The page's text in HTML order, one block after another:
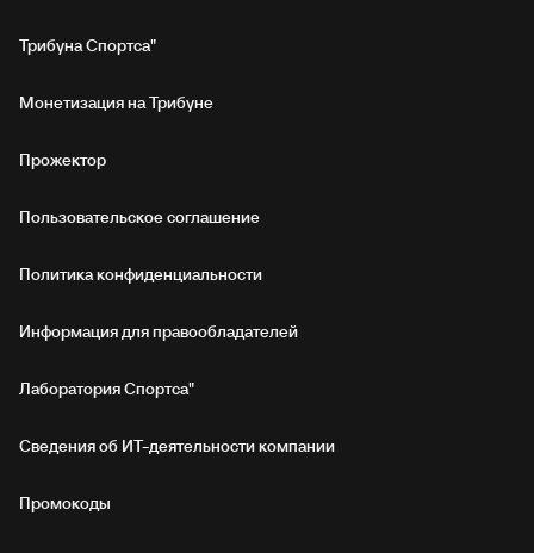
Трибуна Спортса"
Монетизация на Трибуне
Прожектор
Пользовательское соглашение
Политика конфиденциальности
Информация для правообладателей
Лаборатория Спортса"
Сведения об ИТ‑деятельности компании
Промокоды